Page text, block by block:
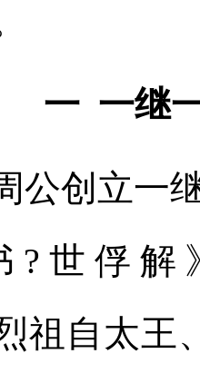
一 一继
公创立一
?世俘
祖自太王